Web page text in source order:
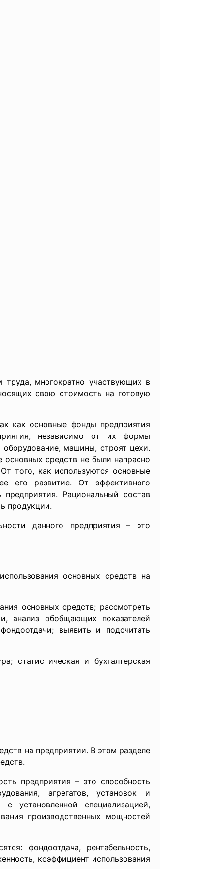
многократно участвующих в
свою стоимость на готовую
как основные фонды предприятия
независимо от их формы
оборудование, машины, строят цехи.
средств не были напрасно
того, как используются основные
его развитие. От эффективного
предприятия. Рациональный состав
продукции.
данного предприятия – это
основных средств на
основных средств; рассмотреть
анализ обобщающих показателей
выявить и подсчитать
статистическая и бухгалтерская
на предприятии. В этом разделе
предприятия – это способность
агрегатов, установок и
установленной специализацией,
производственных мощностей
фондоотдача, рентабельность,
коэффициент использования